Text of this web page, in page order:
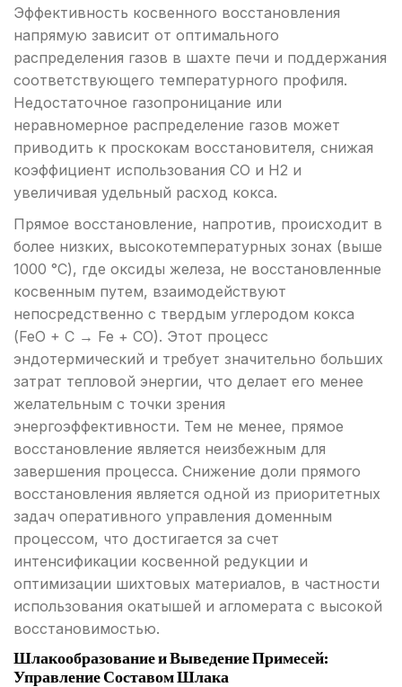
Эффективность косвенного восстановления
напрямую зависит от оптимального
распределения газов в шахте печи и поддержания
соответствующего температурного профиля.
Недостаточное газопроницание или
неравномерное распределение газов может
приводить к проскокам восстановителя, снижая
коэффициент использования CO и H2 и
увеличивая удельный расход кокса.
Прямое восстановление, напротив, происходит в
более низких, высокотемпературных зонах (выше
1000 °C), где оксиды железа, не восстановленные
косвенным путем, взаимодействуют
непосредственно с твердым углеродом кокса
(FeO + C → Fe + CO). Этот процесс
эндотермический и требует значительно больших
затрат тепловой энергии, что делает его менее
желательным с точки зрения
энергоэффективности. Тем не менее, прямое
восстановление является неизбежным для
завершения процесса. Снижение доли прямого
восстановления является одной из приоритетных
задач оперативного управления доменным
процессом, что достигается за счет
интенсификации косвенной редукции и
оптимизации шихтовых материалов, в частности
использования окатышей и агломерата с высокой
восстановимостью.
Шлакообразование и Выведение Примесей:
Управление Составом Шлака